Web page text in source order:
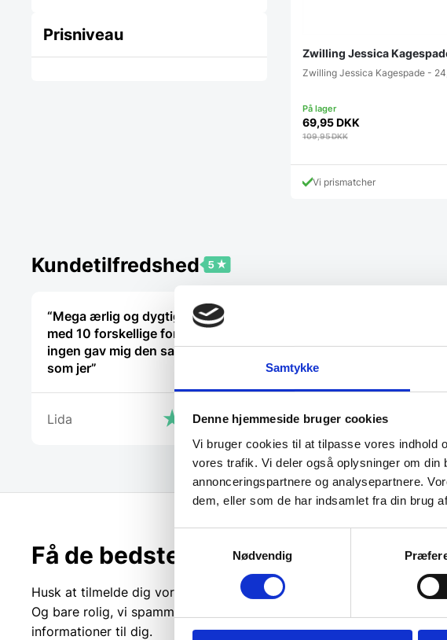
Samtykke
Denne hjemmeside bruger cookies
Vi bruger cookies til at tilpasse vores indhold
vores trafik. Vi deler også oplysninger om
annonceringspartnere og analysepartnere.
dem, eller som de har indsamlet fra din brug
Nødvendig
Prisniveau
Zwilling Jessica
Zwilling Jessica Kagespade -
69,95DKK
109,95DKK
Vi prismatcher
Kundetilfredshed
“Mega ærlig og dygtig … har talt
med 10 forskellige forhandler men
ingen gav mig den samme tryghed
som jer”
Lida
Marlu
Få de bedste tilbud først!
Husk at tilmelde dig vores nyhedsbrev og vær først til de bedste
Og bare rolig, vi spammer dig ikke, men sender kun relevante tilbud og
informationer til dig.